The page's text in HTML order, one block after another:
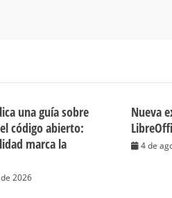
una guía sobre
código abierto:
marca la
2026
Nueva
4 de